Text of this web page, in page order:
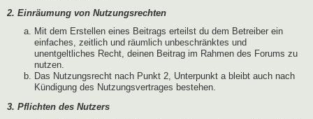
2. Einräumung von Nutzungsrechten
Mit dem Erstellen eines Beitrags erteilst du dem Betreiber ein
einfaches, zeitlich und räumlich unbeschränktes und
unentgeltliches Recht, deinen Beitrag im Rahmen des Forums zu
nutzen.
Das Nutzungsrecht nach Punkt 2, Unterpunkt a bleibt auch nach
Kündigung des Nutzungsvertrages bestehen.
3. Pflichten des Nutzers